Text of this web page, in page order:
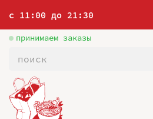
с 11:00 до 21:30
принимаем заказы